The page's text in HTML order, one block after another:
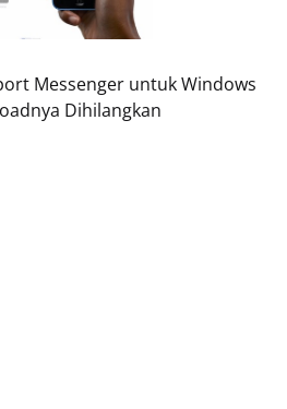
Messenger untuk Windows
Dihilangkan